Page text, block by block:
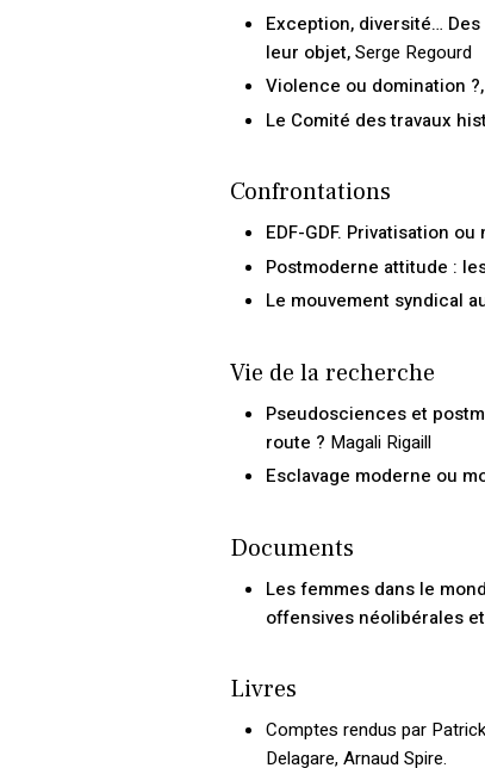
Exception, diversité…
leur objet,Serge Regourd
Violence ou domination ?,
Le Comité des travaux
Confrontations
EDF-GDF. Privatisation
Postmoderne attitude :
Le mouvement syndical
Vie de la recherche
Pseudosciences et
route ? Magali Rigaill
Esclavage moderne ou
Documents
Les femmes dans le
offensives néolibérales
Livres
Comptes rendus par
Delagare, Arnaud Spire.